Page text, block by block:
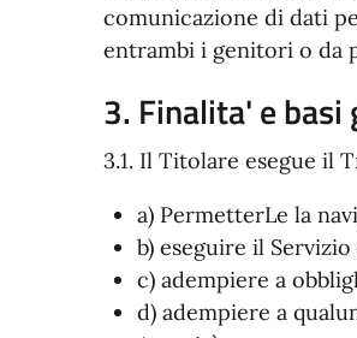
comunicazione di dati
entrambi i genitori o da
3. Finalita' e
3.1. Il Titolare esegue il
a) PermetterLe la
b) eseguire il
c) adempiere a
d) adempiere a